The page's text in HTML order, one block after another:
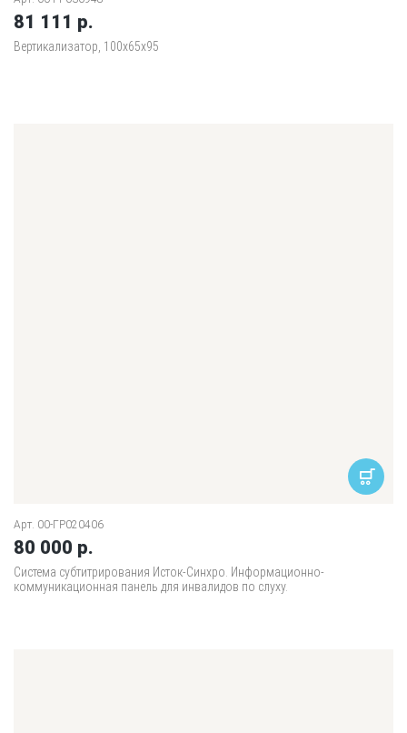
81 111 р.
Вертикализатор, 100х65х95
Арт. 00-ГР020406
80 000 р.
Система субтитрирования Исток-Синхро. Информационно-
коммуникационная панель для инвалидов по слуху.